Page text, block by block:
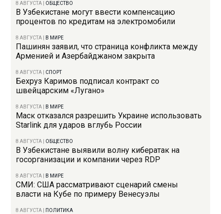
8 АВГУСТА ОБЩЕСТВО
В Узбекистане могут ввести компенсацию
процентов по кредитам на электромобили
8 АВГУСТА В МИРЕ
Пашинян заявил, что страница конфликта между
Арменией и Азербайджаном закрыта
8 АВГУСТА СПОРТ
Бехруз Каримов подписал контракт со
швейцарским «Лугано»
8 АВГУСТА В МИРЕ
Маск отказался разрешить Украине использовать
Starlink для ударов вглубь России
8 АВГУСТА ОБЩЕСТВО
В Узбекистане выявили волну кибератак на
госорганизации и компании через RDP
8 АВГУСТА В МИРЕ
СМИ: США рассматривают сценарий смены
власти на Кубе по примеру Венесуэлы
8 АВГУСТА ПОЛИТИКА